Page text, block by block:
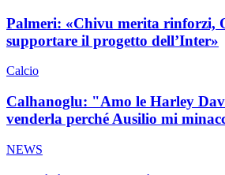
Palmeri: «Chivu merita rinforzi,
supportare il progetto dell’Inter»
Calcio
Calhanoglu: "Amo le Harley
venderla perché Ausilio mi
NEWS